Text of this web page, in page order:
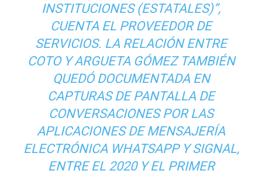
INSTITUCIONES (ESTATALES)”,
CUENTA EL PROVEEDOR DE
SERVICIOS. LA RELACIÓN ENTRE
COTO Y ARGUETA GÓMEZ TAMBIÉN
QUEDÓ DOCUMENTADA EN
CAPTURAS DE PANTALLA DE
CONVERSACIONES POR LAS
APLICACIONES DE MENSAJERÍA
ELECTRÓNICA WHATSAPP Y SIGNAL,
ENTRE EL 2020 Y EL PRIMER